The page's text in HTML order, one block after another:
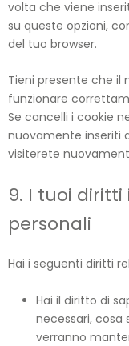
volta che viene
su queste opzioni,
del tuo browser.
Tieni presente che il
funzionare
Se cancelli i cookie
nuovamente inseriti
visiterete
9. I tuoi
personali
Hai i seguenti diritti
Hai il diritto di
necessari, cosa
verranno